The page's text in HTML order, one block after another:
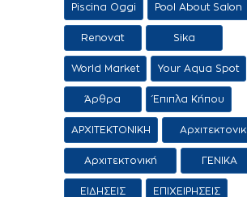
Piscina Oggi Pool About Salon
Renovat Sika
World Market Your Aqua Spot
Άρθρα Έπιπλα Κήπου
ΑΡΧΙΤΕΚΤΟΝΙΚΗ
προτάσεις
Αρχιτεκτονική
Τοπίου
ΓΕΝΙΚΑ
ΕΙΔΗΣΕΙΣ ΕΠΙΧΕΙΡΗΣΕΙΣ